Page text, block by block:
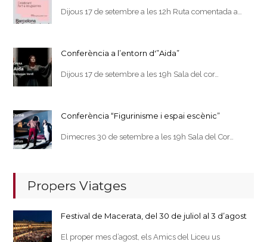
Dijous 17 de setembre a les 12h Ruta comentada a…
Conferència a l’entorn d'”Aida”
Dijous 17 de setembre a les 19h Sala del cor…
Conferència “Figurinisme i espai escènic”
Dimecres 30 de setembre a les 19h Sala del Cor…
Propers Viatges
Festival de Macerata, del 30 de juliol al 3 d’agost
El proper mes d’agost, els Amics del Liceu us